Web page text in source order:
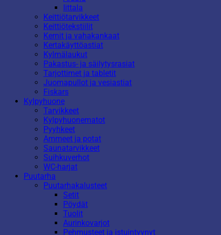
Iittala
Keittiötarvikkeet
Keittiötekstiilit
Kernit ja vahakankaat
Kertakäyttöastiat
Kylmälaukut
Pakastus- ja säilytysrasiat
Tarjottimet ja tabletit
Juomapullot ja vesiastiat
Fiskars
Kylpyhuone
Tarvikkeet
Kylpyhuonematot
Pyyhkeet
Ammeet ja potat
Saunatarvikkeet
Suihkuverhot
WC-harjat
Puutarha
Puutarhakalusteet
Setit
Pöydät
Tuolit
Aurinkovarjot
Pehmusteet ja istuintyynyt